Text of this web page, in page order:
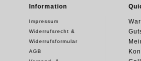
Information
Impressum
Widerrufsrecht &
Widerrufsformular
AGB